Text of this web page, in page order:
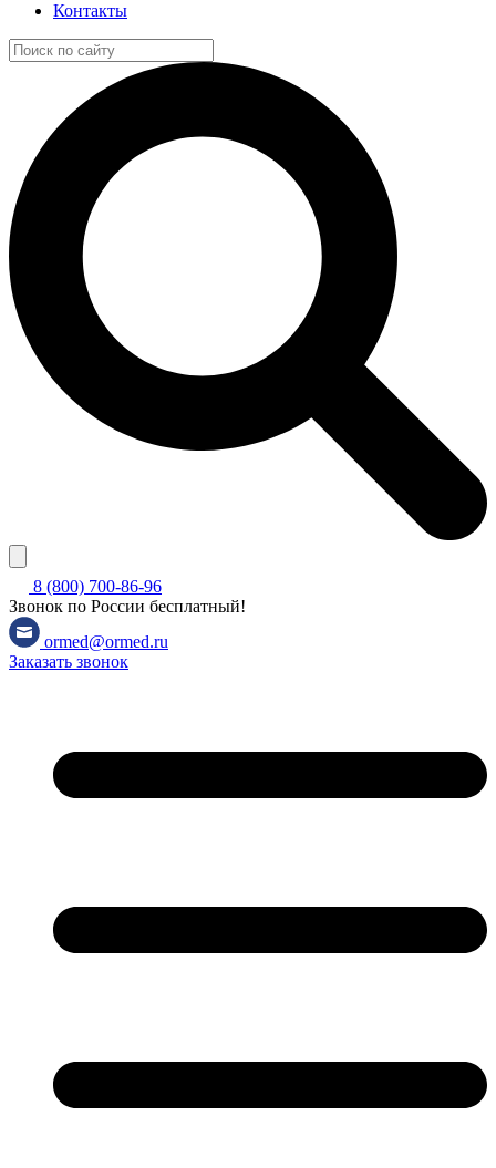
Контакты
8 (800) 700-86-96
Звонок по России бесплатный!
ormed@ormed.ru
Заказать звонок